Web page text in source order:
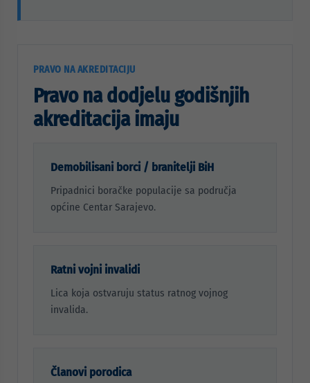
PRAVO NA AKREDITACIJU
Pravo na dodjelu godišnjih
akreditacija imaju
Demobilisani borci / branitelji BiH
Pripadnici boračke populacije sa područja
općine Centar Sarajevo.
Ratni vojni invalidi
Lica koja ostvaruju status ratnog vojnog
invalida.
Članovi porodica